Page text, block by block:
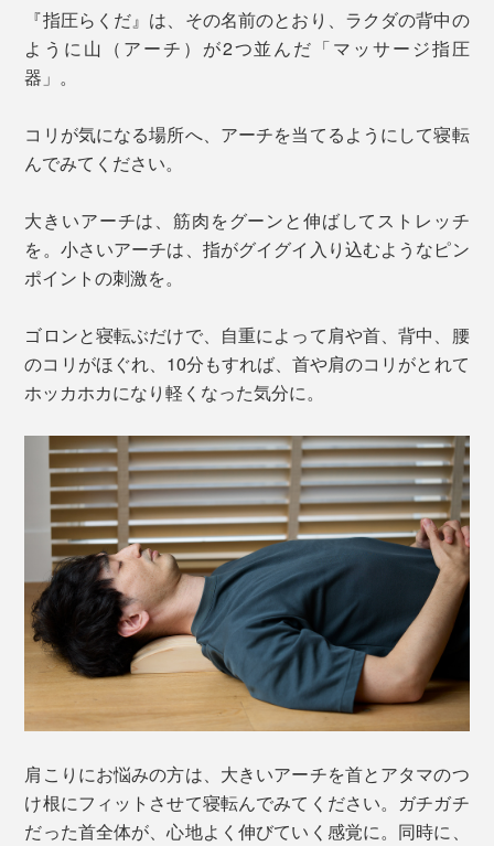
『指圧らくだ』は、その名前のとおり、ラクダの背中の
ように山（アーチ）が2つ並んだ「マッサージ指圧
器」。
コリが気になる場所へ、アーチを当てるようにして寝転
んでみてください。
大きいアーチは、筋肉をグーンと伸ばしてストレッチ
を。小さいアーチは、指がグイグイ入り込むようなピン
ポイントの刺激を。
ゴロンと寝転ぶだけで、自重によって肩や首、背中、腰
のコリがほぐれ、10分もすれば、首や肩のコリがとれて
ホッカホカになり軽くなった気分に。
肩こりにお悩みの方は、大きいアーチを首とアタマのつ
け根にフィットさせて寝転んでみてください。ガチガチ
だった首全体が、心地よく伸びていく感覚に。同時に、